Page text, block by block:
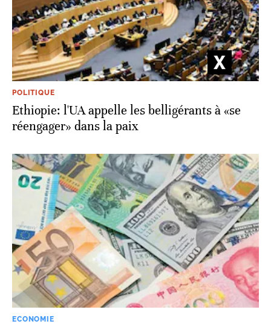
POLITIQUE
Ethiopie: l'UA appelle les belligérants à «se
réengager» dans la paix
ECONOMIE